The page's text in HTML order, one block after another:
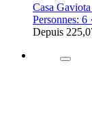
Casa
Personnes: 6
Depuis